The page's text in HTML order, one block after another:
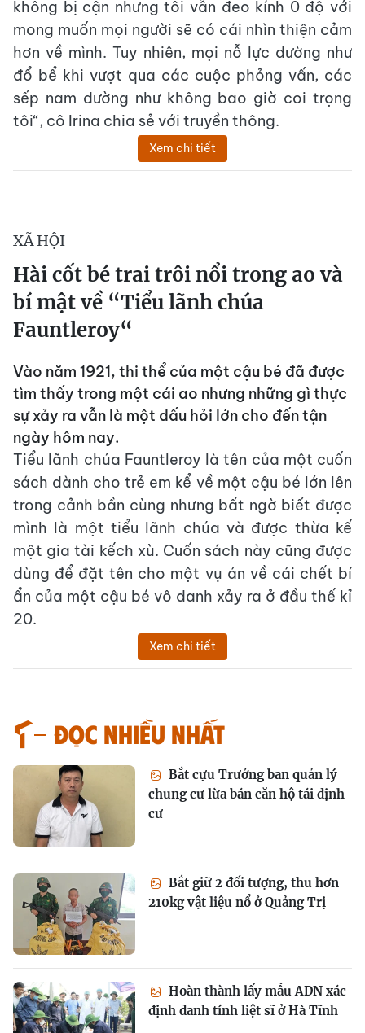
không bị cận nhưng tôi vẫn đeo kính 0 độ với
mong muốn mọi người sẽ có cái nhìn thiện cảm
hơn về mình. Tuy nhiên, mọi nỗ lực dường như
đổ bể khi vượt qua các cuộc phỏng vấn, các
sếp nam dường như không bao giờ coi trọng
tôi“, cô Irina chia sẻ với truyền thông.
Xem chi tiết
XÃ HỘI
Hài cốt bé trai trôi nổi trong ao và
bí mật về “Tiểu lãnh chúa
Fauntleroy“
Vào năm 1921, thi thể của một cậu bé đã được
tìm thấy trong một cái ao nhưng những gì thực
sự xảy ra vẫn là một dấu hỏi lớn cho đến tận
ngày hôm nay.
Tiểu lãnh chúa Fauntleroy là tên của một cuốn
sách dành cho trẻ em kể về một cậu bé lớn lên
trong cảnh bần cùng nhưng bất ngờ biết được
mình là một tiểu lãnh chúa và được thừa kế
một gia tài kếch xù. Cuốn sách này cũng được
dùng để đặt tên cho một vụ án về cái chết bí
ẩn của một cậu bé vô danh xảy ra ở đầu thế kỉ
20.
Xem chi tiết
Đọc nhiều nhất
Bắt cựu Trưởng ban quản lý
chung cư lừa bán căn hộ tái định
cư
Bắt giữ 2 đối tượng, thu hơn
210kg vật liệu nổ ở Quảng Trị
Hoàn thành lấy mẫu ADN xác
định danh tính liệt sĩ ở Hà Tĩnh